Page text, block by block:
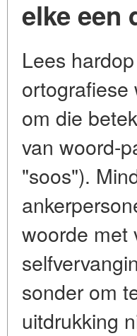
elke een
Lees
ortografiese
om die
van woord-
"soos").
woorde met
sonder om
uitdrukking